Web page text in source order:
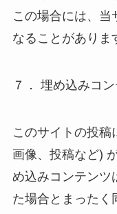
この場合には、当
なることがありま
７． 埋め込みコ
このサイトの投稿
画像、投稿など)
め込みコンテンツ
た場合とまったく